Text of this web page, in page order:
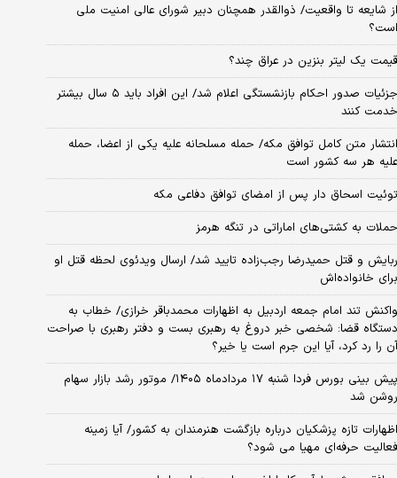
از شایعه تا واقعیت/ ذوالقدر همچنان دبیر شورای ‌عالی امنیت ملی
است؟
قیمت یک لیتر بنزین در عراق چند؟
جزئیات صدور احکام بازنشستگی اعلام شد/ این افراد باید ۵ سال بیشتر
خدمت کنند
انتشار متن کامل توافق مکه/ حمله مسلحانه علیه یکی از اعضا، حمله
علیه هر سه کشور است
توئیت اسحاق دار پس از امضای توافق دفاعی مکه
حملات به کشتی‌های اماراتی در تنگه هرمز
ربایش و قتل حمیدرضا رجب‌زاده تایید شد/ ارسال ویدئوی لحظه قتل او
برای خانواده‌اش
واکنش تند امام جمعه اردبیل به اظهارات محمدباقر خرازی/ خطاب به
دستگاه قضا: شخصی خبر دروغ به رهبری بست و دفتر رهبری با صراحت
آن را رد کرد، آیا این جرم است یا خیر؟
پیش بینی بورس فردا شنبه ۱۷ مردادماه ۱۴۰۵/ موتور رشد بازار سهام
روشن شد
اظهارات تازه پزشکیان درباره بازگشت هنرمندان به کشور/ آیا زمینه
فعالیت حرفه‌ای مهیا می شود؟